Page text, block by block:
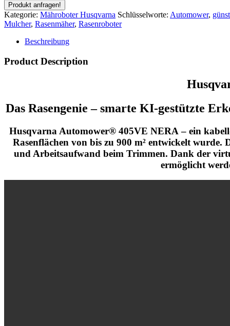
Kategorie: Mähroboter Husqvarna Schlüsselworte: Automower,
Mulcher, Rasenmäher, Rasenroboter
Beschreibung
Product Description
Das Rasengenie – smarte KI-gestützte
Husqvarna Automower® 405VE NERA – ein
Rasenflächen von bis zu 900 m² entwickelt
und Arbeitsaufwand beim Trimmen. Dank der
ermöglicht